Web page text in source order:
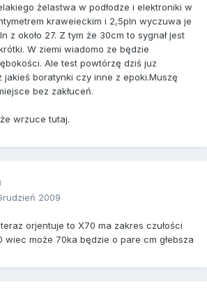
żelastwa w podłodze i elektroniki w
kraweieckim i 2,5pln wyczuwa je
z około 27. Z tym że 30cm to sygnał jest
W ziemi wiadomo ze będzie
Ale test powtórzę dziś juz
jakieś boratynki czy inne z epoki.Muszę
bez zakłuceń.
wrzuce tutaj.
2009
orjentuje to X70 ma zakres czułości
wiec może 70ka będzie o pare cm głebsza